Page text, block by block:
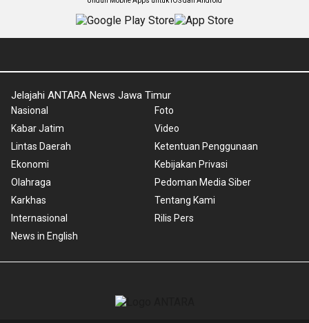
Jelajahi ANTARA News Jawa Timur
Nasional
Kabar Jatim
Lintas Daerah
Ekonomi
Olahraga
Karkhas
Internasional
News in English
Foto
Video
Ketentuan Penggunaan
Kebijakan Privasi
Pedoman Media Siber
Tentang Kami
Rilis Pers